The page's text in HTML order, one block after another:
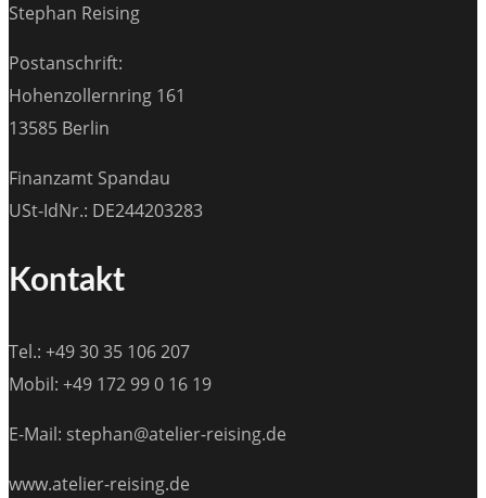
Stephan Reising
Postanschrift:
Hohenzollernring 161
13585 Berlin
Finanzamt Spandau
USt-IdNr.: DE244203283
Kontakt
Tel.: +49 30 35 106 207
Mobil: +49 172 99 0 16 19
E-Mail: stephan@atelier-reising.de
www.atelier-reising.de